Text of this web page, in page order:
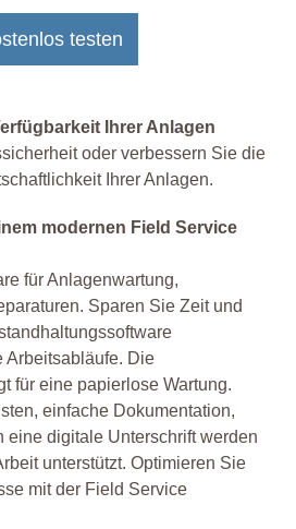
testen
Ihrer Anlagen
oder verbessern Sie die
Ihrer Anlagen.
modernen Field Service
für Anlagenwartung,
Sparen Sie Zeit und
Arbeitsabläufe. Die
für eine papierlose Wartung.
einfache Dokumentation,
eine digitale Unterschrift werden
unterstützt. Optimieren Sie
mit der Field Service